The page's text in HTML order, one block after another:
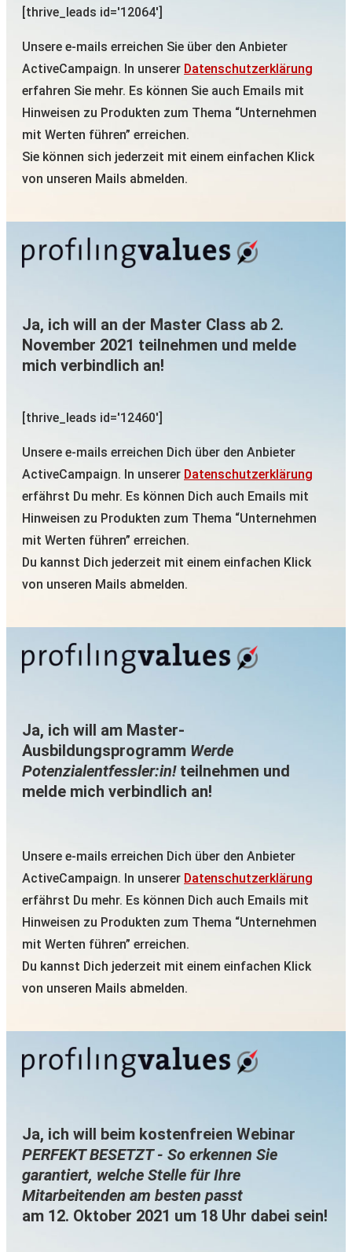
[thrive_leads id='12064']
Unsere e-mails erreichen Sie über den Anbieter
ActiveCampaign. In unserer Datenschutzerklärung
erfahren Sie mehr. Es können Sie auch Emails mit
Hinweisen zu Produkten zum Thema “Unternehmen
mit Werten führen” erreichen.
Sie können sich jederzeit mit einem einfachen Klick
von unseren Mails abmelden.
Ja, ich will an der Master Class ab 2.
November 2021 teilnehmen und melde
mich verbindlich an!
[thrive_leads id='12460']
Unsere e-mails erreichen Dich über den Anbieter
ActiveCampaign. In unserer Datenschutzerklärung
erfährst Du mehr. Es können Dich auch Emails mit
Hinweisen zu Produkten zum Thema “Unternehmen
mit Werten führen” erreichen.
Du kannst Dich jederzeit mit einem einfachen Klick
von unseren Mails abmelden.
Ja, ich will am Master-
Ausbildungsprogramm Werde
Potenzialentfessler:in! teilnehmen und
melde mich verbindlich an!
Unsere e-mails erreichen Dich über den Anbieter
ActiveCampaign. In unserer Datenschutzerklärung
erfährst Du mehr. Es können Dich auch Emails mit
Hinweisen zu Produkten zum Thema “Unternehmen
mit Werten führen” erreichen.
Du kannst Dich jederzeit mit einem einfachen Klick
von unseren Mails abmelden.
Ja, ich will beim kostenfreien Webinar
PERFEKT BESETZT - So erkennen Sie
garantiert, welche Stelle für Ihre
Mitarbeitenden am besten passt
am 12. Oktober 2021 um 18 Uhr dabei sein!